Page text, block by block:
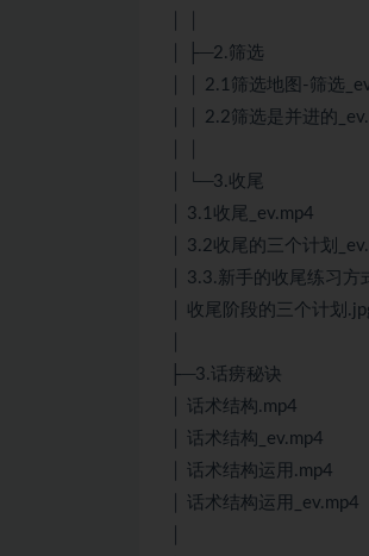
│ ├─2.筛选
│ │ 2.1筛选地图-筛选
│ │ 2.2筛选是并进的
│ └─3.收尾
│ 3.1收尾_ev.mp4
│ 3.2收尾的三个计划
│ 3.3.新手的收尾练习方
│ 收尾阶段的三个计划
├─3.话痨秘诀
│ 话术结构.mp4
│ 话术结构_ev.mp4
│ 话术结构运用.mp4
│ 话术结构运用_ev.mp4